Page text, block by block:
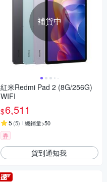
補貨中
紅米Redmi Pad 2 (8G/256G)
WIFI
$6,511
5 (5) 總銷量>50
券
貨到通知我